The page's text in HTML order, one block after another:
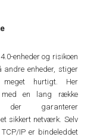
enheder og risikoen
enheder, stiger
meget hurtigt. Her
med en lang række
der garanterer
sikkert netværk. Selv
IP er bindeleddet